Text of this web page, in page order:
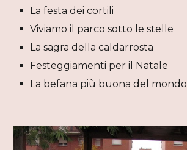
La festa dei cortili
Viviamo il parco sotto le stelle
La sagra della caldarrosta
Festeggiamenti per il Natale
La befana più buona del mondo